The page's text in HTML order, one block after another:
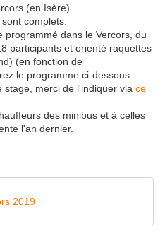
(en Isère).
complets.
programmé dans le Vercors, du
participants et orienté raquettes
(en fonction de
le programme ci-dessous.
merci de l'indiquer via ce
des minibus et à celles
l'an dernier.
2019